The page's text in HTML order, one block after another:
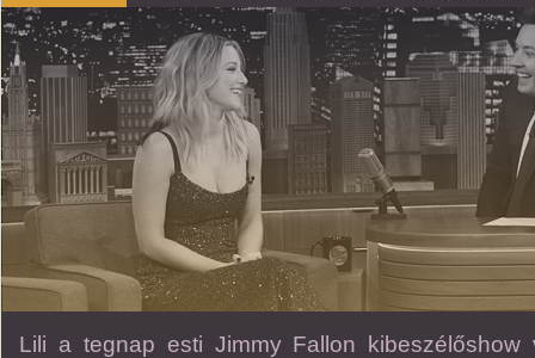
Lili a tegnap esti Jimmy Fallon